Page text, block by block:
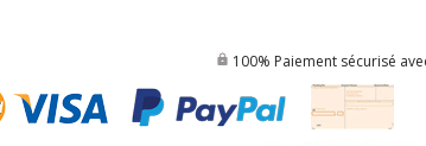
100% Paiement sécurisé